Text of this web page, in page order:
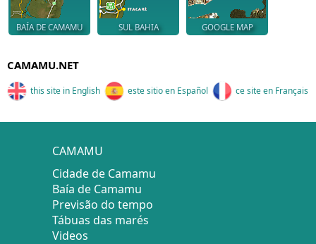
BAÍA DE CAMAMU SUL BAHIA GOOGLE MAP
CAMAMU.NET
this site in English este sitio en Español ce site en Français
CAMAMU
Cidade de Camamu
Baía de Camamu
Previsão do tempo
Tábuas das marés
Videos